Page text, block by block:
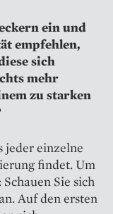
ein und
empfehlen,
sich
mehr
zu starken
jeder einzelne
findet. Um
Sie sich
Auf den ersten